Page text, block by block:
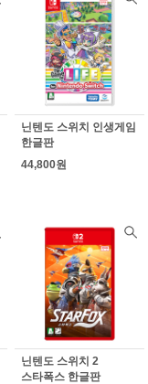
닌텐도 스위치 인생게임
한글판
44,800원
닌텐도 스위치 2
스타폭스 한글판